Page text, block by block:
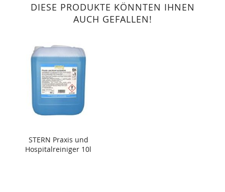
DIESE PRODUKTE KÖNNTEN IHNEN
AUCH GEFALLEN!
STERN Praxis und
Hospitalreiniger 10l